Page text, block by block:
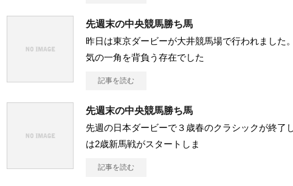
先週末の中央競馬勝ち馬
昨日は東京ダービーが大井競馬場で行われました
気の一角を背負う存在でした
記事を読む
先週末の中央競馬勝ち馬
先週の日本ダービーで３歳春のクラシックが終了
は2歳新馬戦がスタートしま
記事を読む